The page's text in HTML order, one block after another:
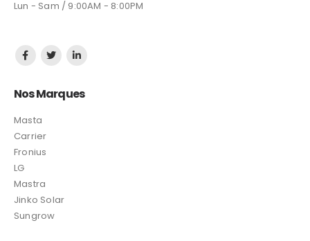
Lun - Sam / 9:00AM - 8:00PM
Nos Marques
Masta
Carrier
Fronius
LG
Mastra
Jinko Solar
Sungrow